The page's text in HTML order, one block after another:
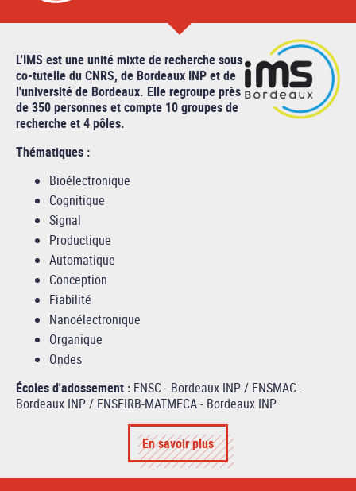
L'IMS est une unité mixte de recherche sous
co-tutelle du CNRS, de Bordeaux INP et de
l'université de Bordeaux. Elle regroupe près
de 350 personnes et compte 10 groupes de
recherche et 4 pôles.
Thématiques :
Bioélectronique
Cognitique
Signal
Productique
Automatique
Conception
Fiabilité
Nanoélectronique
Organique
Ondes
Écoles d'adossement : ENSC - Bordeaux INP / ENSMAC -
Bordeaux INP / ENSEIRB-MATMECA - Bordeaux INP
En savoir plus